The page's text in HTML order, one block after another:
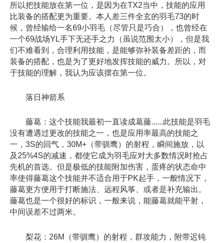
所以把技能放在第一位，是因为在TX2当中，技能的应用
比装备的搭配更为重要。本人差三件全玄的羽毛73的时
候，曾经输给一名69小羽毛（尽管只是巧合），也曾经在
一个69战场YL手下无还手之力（虽说范围太小），但是我
们不难看到，合理利用技能，是能够弥补装备差距的，而
装备的搭配，也是为了更好地发挥技能的威力。所以，对
于技能的理解，我认为应该摆在第一位。
落日神箭系
藤葛：这个技能我最初一直读成葛藤......此技能是羽毛
没有遭遇过更改的技能之一，也是应用率最高的技能之
一，3S的回气，30M+（带驯鹰）的射程，瞬间施放，以
及25%4S的减速，都使它成为羽毛应对大多数情况时抢占
先机的首选。但是极低的技能附加伤害，蛋疼的状态命中
率使得藤葛这个技能并不适合用于PK起手，一般情况下，
藤葛更方便用于打断施法、远程风筝、或者是补充输出。
藤葛也是一个很好的标识，一般来说，能藤葛就能平射，
中间误差不过两米。
梨花：26M（带驯鹰）的射程，群攻能力，附带迟钝